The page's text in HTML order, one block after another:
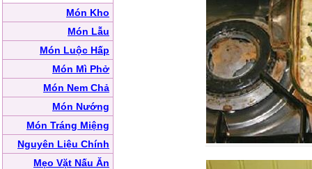
Món Kho
Món Lẫu
Món Luộc Hấp
Món Mì Phở
Món Nem Chả
Món Nướng
Món Tráng Miệng
Nguyên Liệu Chính
Mẹo Vặt Nấu Ăn